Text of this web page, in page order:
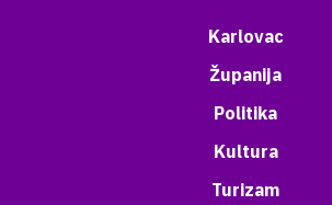
Karlovac
Županija
Politika
Kultura
Turizam